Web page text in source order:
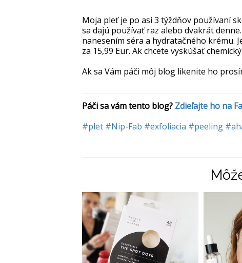
Moja pleť je po asi 3 týždňov používaní
sa dajú používať raz alebo dvakrát
nanesením séra a hydratačného krému.
za 15,99 Eur. Ak chcete vyskúšať
Ak sa Vám páči môj blog likenite ho
Páči sa vám tento blog? Zdieľajte ho na
#plet #Nip-Fab #exfoliacia #peeling